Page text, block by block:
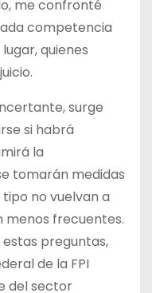
me confronté
competencia
quienes
surge
si habrá
la
tomarán medidas
no vuelvan a
menos frecuentes.
preguntas,
de la FPI
del sector